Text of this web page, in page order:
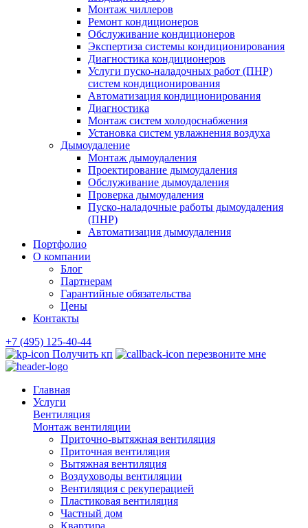
Монтаж чиллеров
Ремонт кондиционеров
Обслуживание кондиционеров
Экспертиза системы кондиционирования
Диагностика кондиционеров
Услуги пуско-наладочных работ (ПНР)
систем кондиционирования
Автоматизация кондиционирования
Диагностика
Монтаж систем холодоснабжения
Установка систем увлажнения воздуха
Дымоудаление
Монтаж дымоудаления
Проектирование дымоудаления
Обслуживание дымоудаления
Проверка дымоудаления
Пуско-наладочные работы дымоудаления
(ПНР)
Автоматизация дымоудаления
Портфолио
О компании
Блог
Партнерам
Гарантийные обязательства
Цены
Контакты
+7 (495) 125-40-44
Получить кп
перезвоните мне
Главная
Услуги
Вентиляция
Монтаж вентиляции
Приточно-вытяжная вентиляция
Приточная вентиляция
Вытяжная вентиляция
Воздуховоды вентиляции
Вентиляция с рекуперацией
Пластиковая вентиляция
Частный дом
Квартира